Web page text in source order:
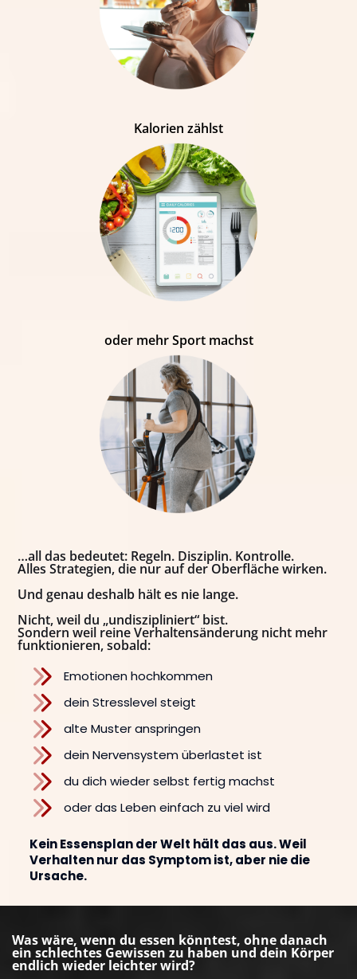
Kalorien zählst
oder mehr Sport machst
…all das bedeutet: Regeln. Disziplin. Kontrolle.
Alles Strategien, die nur auf der Oberfläche wirken.
Und genau deshalb hält es nie lange.
Nicht, weil du „undiszipliniert“ bist.
Sondern weil reine Verhaltensänderung nicht mehr
funktionieren, sobald:
Emotionen hochkommen
dein Stresslevel steigt
alte Muster anspringen
dein Nervensystem überlastet ist
du dich wieder selbst fertig machst
oder das Leben einfach zu viel wird
Kein Essensplan der Welt hält das aus. Weil
Verhalten nur das Symptom ist, aber nie die
Ursache.
Was wäre, wenn du essen könntest, ohne danach
ein schlechtes Gewissen zu haben und dein Körper
endlich wieder leichter wird?